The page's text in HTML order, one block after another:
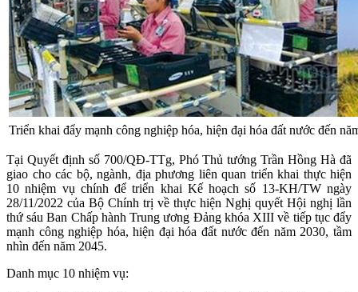
Triển khai đẩy mạnh công nghiệp hóa, hiện đại hóa đất nước đến
Tại Quyết định số 700/QĐ-TTg, Phó Thủ tướng Trần Hồng Hà đã
giao cho các bộ, ngành, địa phương liên quan triển khai thực hiện
10 nhiệm vụ chính để triển khai Kế hoạch số 13-KH/TW ngày
28/11/2022 của Bộ Chính trị về thực hiện Nghị quyết Hội nghị lần
thứ sáu Ban Chấp hành Trung ương Đảng khóa XIII về tiếp tục đẩy
mạnh công nghiệp hóa, hiện đại hóa đất nước đến năm 2030, tầm
nhìn đến năm 2045.
Danh mục 10 nhiệm vụ: